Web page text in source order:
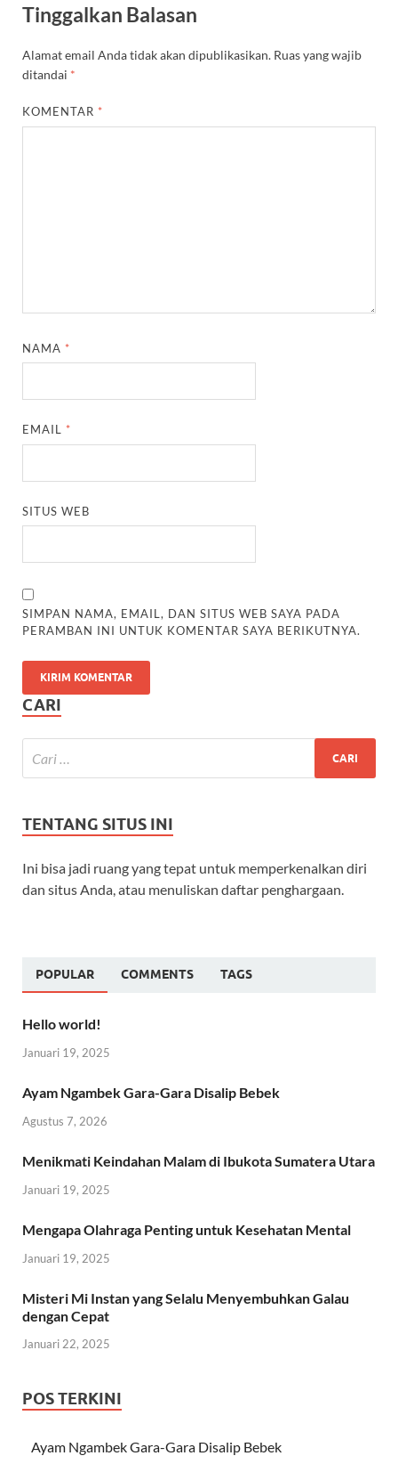
Tinggalkan Balasan
Alamat email Anda tidak akan dipublikasikan. Ruas yang wajib
ditandai *
KOMENTAR *
NAMA *
EMAIL *
SITUS WEB
SIMPAN NAMA, EMAIL, DAN SITUS WEB SAYA PADA
PERAMBAN INI UNTUK KOMENTAR SAYA BERIKUTNYA.
CARI
TENTANG SITUS INI
Ini bisa jadi ruang yang tepat untuk memperkenalkan diri
dan situs Anda, atau menuliskan daftar penghargaan.
POPULAR COMMENTS TAGS
Hello world!
Januari 19, 2025
Ayam Ngambek Gara-Gara Disalip Bebek
Agustus 7, 2026
Menikmati Keindahan Malam di Ibukota Sumatera Utara
Januari 19, 2025
Mengapa Olahraga Penting untuk Kesehatan Mental
Januari 19, 2025
Misteri Mi Instan yang Selalu Menyembuhkan Galau
dengan Cepat
Januari 22, 2025
POS TERKINI
Ayam Ngambek Gara-Gara Disalip Bebek